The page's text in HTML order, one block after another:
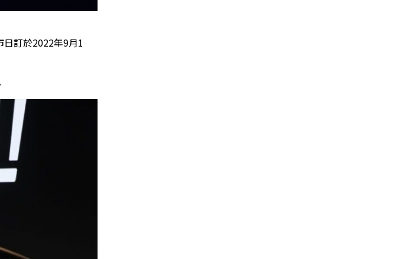
訂於2022年9月1